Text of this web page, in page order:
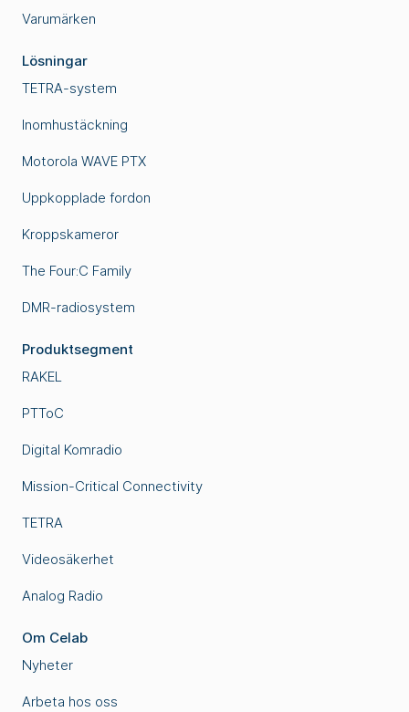
Varumärken
Lösningar
TETRA-system
Inomhustäckning
Motorola WAVE PTX
Uppkopplade fordon
Kroppskameror
The Four:C Family
DMR-radiosystem
Produktsegment
RAKEL
PTToC
Digital Komradio
Mission-Critical Connectivity
TETRA
Videosäkerhet
Analog Radio
Om Celab
Nyheter
Arbeta hos oss